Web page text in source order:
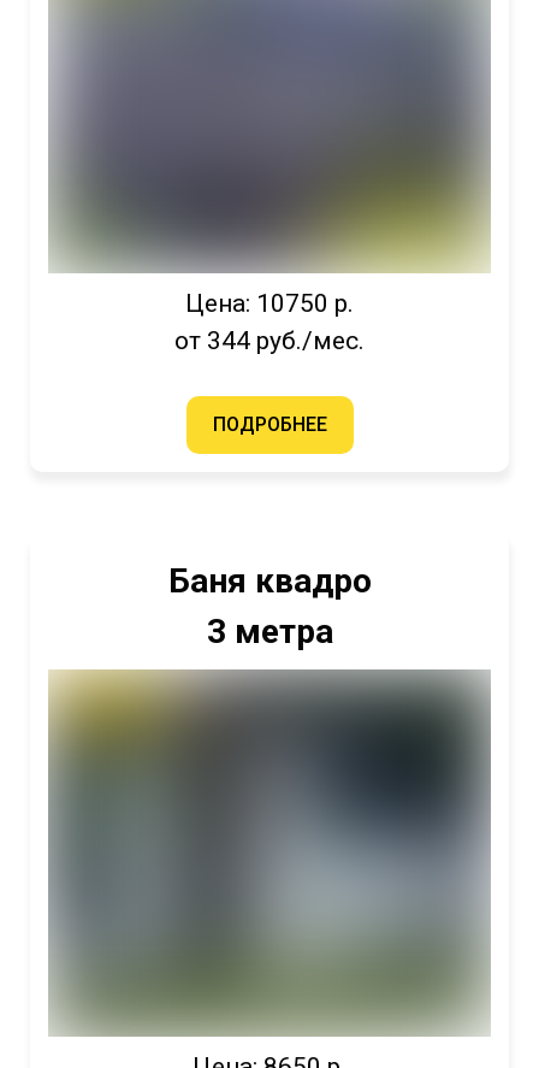
Цена: 10750 р.
от 344 руб./мес.
ПОДРОБНЕЕ
Баня квадро
3 метра